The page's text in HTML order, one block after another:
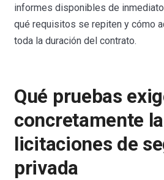
informes disponibles de
qué requisitos se repiten y cómo
toda la duración del contrato.
Qué pruebas
concretamente
licitaciones de
privada